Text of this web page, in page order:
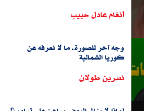
أنغام عادل حبيب
وجه آخر للصورة.. ما لا نعرفه عن
كوريا الشمالية
نسرين طولان